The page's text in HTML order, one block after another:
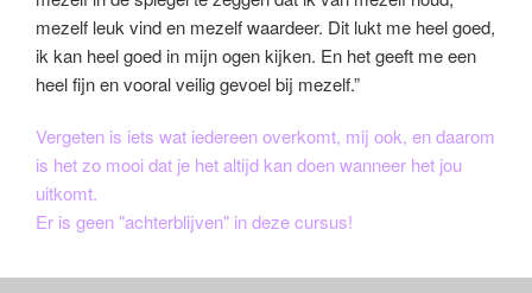
mezelf leuk vind en mezelf waardeer. Dit lukt me heel goed,
ik kan heel goed in mijn ogen kijken. En het geeft me een
heel fijn en vooral veilig gevoel bij mezelf.”
Vergeten is iets wat iedereen overkomt, mij ook, en daarom
is het zo mooi dat je het altijd kan doen wanneer het jou
uitkomt.
Er is geen "achterblijven" in deze cursus!